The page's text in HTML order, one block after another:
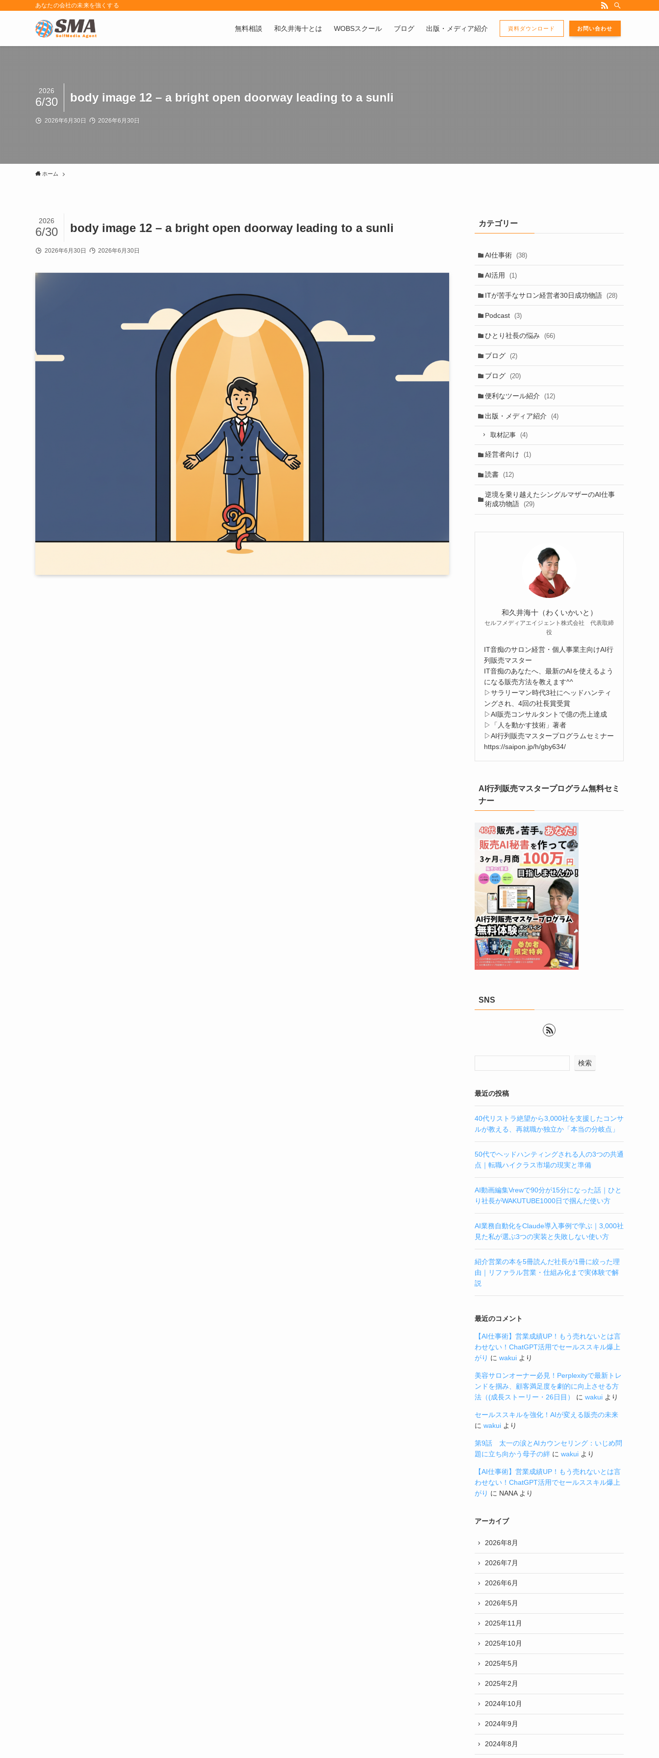
あなたの会社の未来を強くする
無料相談 和久井海十とは WOBSスクール ブログ 出版・メディア紹介 資料ダウンロード お問い合わせ
body image 12 – a bright open doorway leading to a sunli
2026
6/30
2026年6月30日 2026年6月30日
ホーム
body image 12 – a bright open doorway leading to a sunli
2026
6/30
2026年6月30日 2026年6月30日
カテゴリー
AI仕事術 (38)
AI活用 (1)
ITが苦手なサロン経営者30日成功物語 (28)
Podcast (3)
ひとり社長の悩み (66)
ブログ (2)
ブログ (20)
便利なツール紹介 (12)
出版・メディア紹介 (4)
取材記事 (4)
経営者向け (1)
読書 (12)
逆境を乗り越えたシングルマザーのAI仕事
術成功物語 (29)
和久井海十（わくいかいと）
セルフメディアエイジェント株式会社 代表取締
役
IT音痴のサロン経営・個人事業主向けAI行
列販売マスター
IT音痴のあなたへ、最新のAIを使えるよう
になる販売方法を教えます^^
▷サラリーマン時代3社にヘッドハンティ
ングされ、4回の社長賞受賞
▷AI販売コンサルタントで億の売上達成
▷「人を動かす技術」著者
▷AI行列販売マスタープログラムセミナー
https://saipon.jp/h/gby634/
AI行列販売マスタープログラム無料セミ
ナー
SNS
検索
最近の投稿
40代リストラ絶望から3,000社を支援したコンサ
ルが教える、再就職か独立か「本当の分岐点」
50代でヘッドハンティングされる人の3つの共通
点｜転職ハイクラス市場の現実と準備
AI動画編集Vrewで90分が15分になった話｜ひと
り社長がWAKUTUBE1000日で掴んだ使い方
AI業務自動化をClaude導入事例で学ぶ｜3,000社
見た私が選ぶ3つの実装と失敗しない使い方
紹介営業の本を5冊読んだ社長が1冊に絞った理
由｜リファラル営業・仕組み化まで実体験で解
説
最近のコメント
【AI仕事術】営業成績UP！もう売れないとは言
わせない！ChatGPT活用でセールススキル爆上
がり に wakui より
美容サロンオーナー必見！Perplexityで最新トレ
ンドを掴み、顧客満足度を劇的に向上させる方
法（(成長ストーリー・26日目）
に wakui より
セールススキルを強化！AIが変える販売の未来
に wakui より
第9話 太一の涙とAIカウンセリング：いじめ問
題に立ち向かう母子の絆 に wakui より
【AI仕事術】営業成績UP！もう売れないとは言
わせない！ChatGPT活用でセールススキル爆上
がり に NANAより
アーカイブ
2026年8月
2026年7月
2026年6月
2026年5月
2025年11月
2025年10月
2025年5月
2025年2月
2024年10月
2024年9月
2024年8月